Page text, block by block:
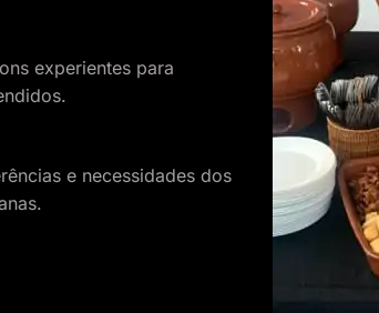
experientes para
e necessidades dos